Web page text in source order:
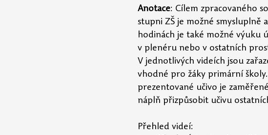
Anotace: Cílem zpracovaného
stupni ZŠ je možné smysluplně
hodinách je také možné výuku
v plenéru nebo v ostatních
V jednotlivých videích jsou
vhodné pro žáky primární
prezentované učivo je
náplň přizpůsobit učivu
Přehled videí: